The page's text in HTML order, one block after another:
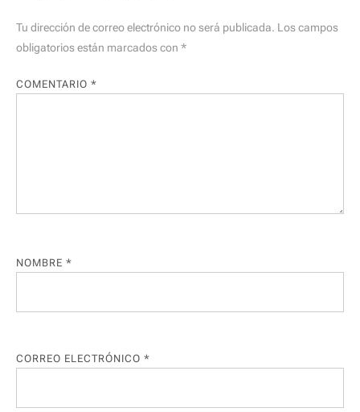
Tu dirección de correo electrónico no será publicada. Los campos
obligatorios están marcados con *
COMENTARIO *
NOMBRE *
CORREO ELECTRÓNICO *